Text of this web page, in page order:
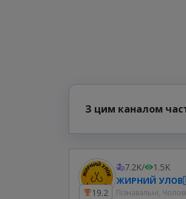
З цим каналом
19.2
7.2K/
1.5K
Пізнавальні,